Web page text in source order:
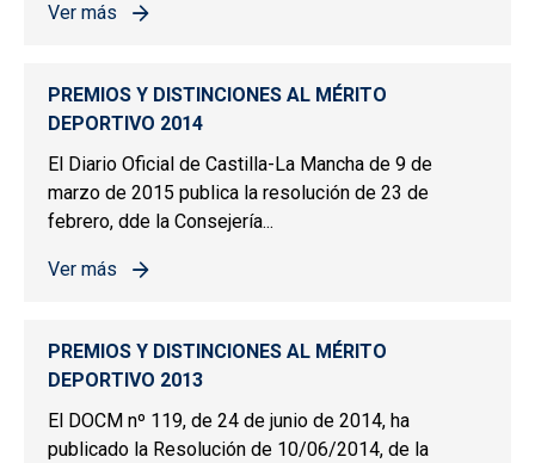
Ver más
sobre PREMIOS Y DISTINCIONES AL MÉRITO
PREMIOS Y DISTINCIONES AL MÉRITO
DEPORTIVO 2014
El Diario Oficial de Castilla-La Mancha de 9 de
marzo de 2015 publica la resolución de 23 de
febrero, dde la Consejería...
Ver más
sobre PREMIOS Y DISTINCIONES AL MÉRITO
PREMIOS Y DISTINCIONES AL MÉRITO
DEPORTIVO 2013
El DOCM nº 119, de 24 de junio de 2014, ha
publicado la Resolución de 10/06/2014, de la